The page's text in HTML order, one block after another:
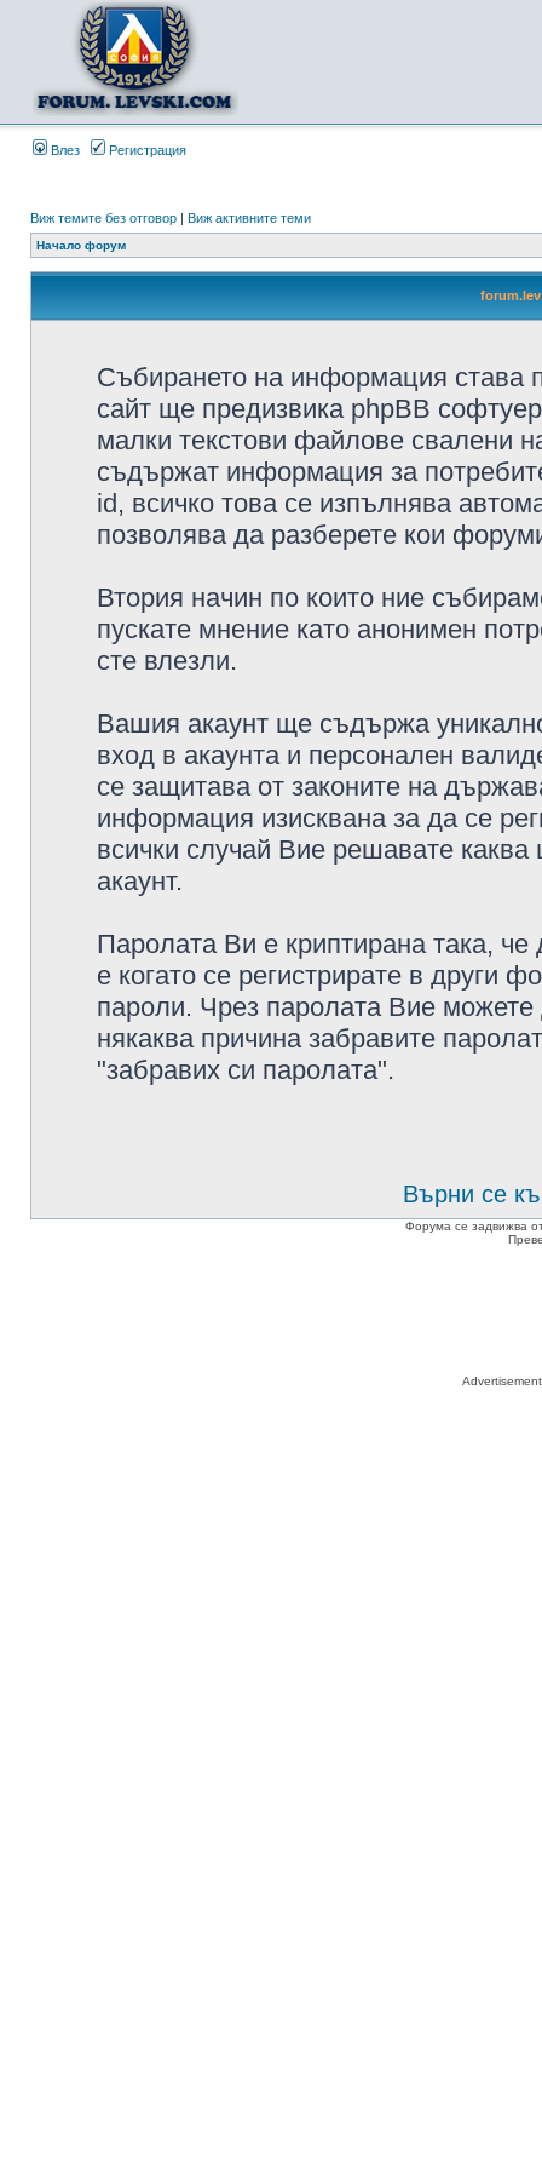
Влез Регистрация
Виж темите без отговор | Виж активните теми
Начало форум
Събирането на информация става
сайт ще предизвика phpBB
малки текстови файлове свалени
съдържат информация за
id, всичко това се изпълнява
позволява да разберете кои
Втория начин по които ние
пускате мнение като анонимен
сте влезли.
Вашия акаунт ще съдържа
вход в акаунта и персонален
се защитава от законите на
информация изисквана за да се
всички случай Вие решавате
акаунт.
Паролата Ви е криптирана така,
е когато се регистрирате в други
пароли. Чрез паролата Вие можете
някаква причина забравите
"забравих си паролата".
Върни се
Форума се задвижва